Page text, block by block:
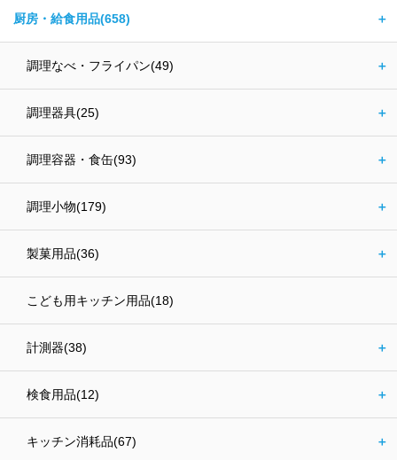
厨房・給食用品(658) ＋
調理なべ・フライパン(49) ＋
調理器具(25) ＋
調理容器・食缶(93) ＋
調理小物(179) ＋
製菓用品(36) ＋
こども用キッチン用品(18)
計測器(38) ＋
検食用品(12) ＋
キッチン消耗品(67) ＋